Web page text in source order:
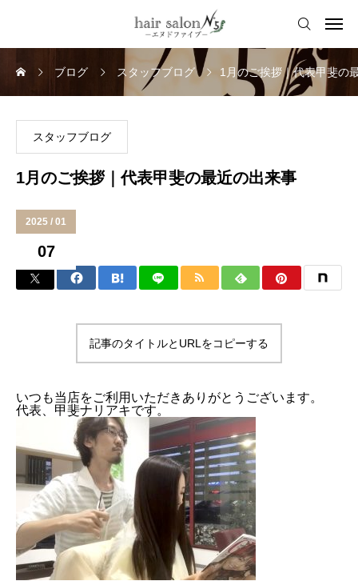
ブログ スタッフブログ 1月のご挨拶｜代表甲斐の
スタッフブログ
1月のご挨拶｜代表甲斐の最近の出来事
2025 / 01
07
記事のタイトルとURLをコピーする
いつも当店をご利用いただきありがとうございます。
代表、甲斐ナリアキです。